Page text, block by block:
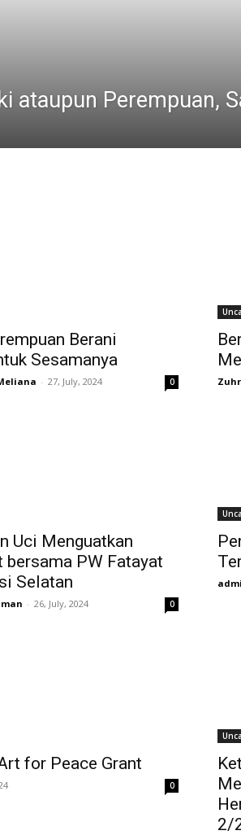
ataupun Perempuan,
Berani
Sesamanya
- 27, July, 2024 0
Uci Menguatkan
bersama PW Fatayat
Selatan
- 26, July, 2024 0
for Peace Grant
0
2/